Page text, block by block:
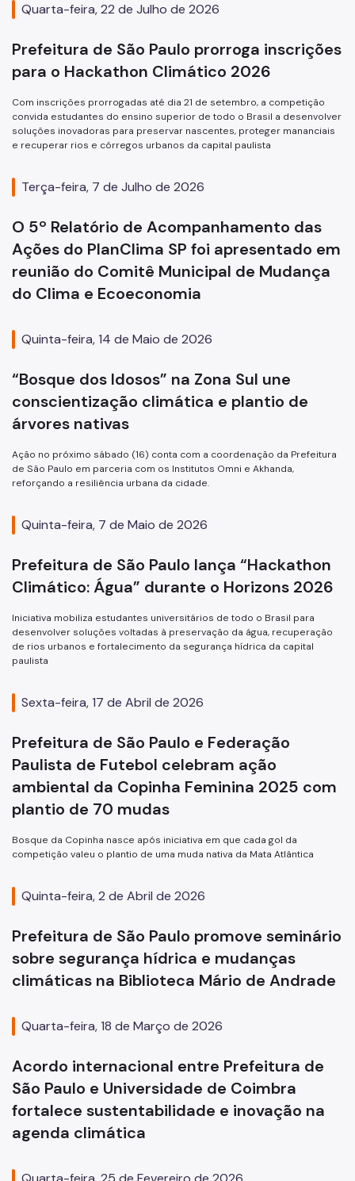
Quarta-feira, 22 de Julho de 2026
Prefeitura de São Paulo prorroga inscrições
para o Hackathon Climático 2026
Com inscrições prorrogadas até dia 21 de setembro, a competição
convida estudantes do ensino superior de todo o Brasil a desenvolver
soluções inovadoras para preservar nascentes, proteger mananciais
e recuperar rios e córregos urbanos da capital paulista
Terça-feira, 7 de Julho de 2026
O 5º Relatório de Acompanhamento das
Ações do PlanClima SP foi apresentado em
reunião do Comitê Municipal de Mudança
do Clima e Ecoeconomia
Quinta-feira, 14 de Maio de 2026
“Bosque dos Idosos” na Zona Sul une
conscientização climática e plantio de
árvores nativas
Ação no próximo sábado (16) conta com a coordenação da Prefeitura
de São Paulo em parceria com os Institutos Omni e Akhanda,
reforçando a resiliência urbana da cidade.
Quinta-feira, 7 de Maio de 2026
Prefeitura de São Paulo lança “Hackathon
Climático: Água” durante o Horizons 2026
Iniciativa mobiliza estudantes universitários de todo o Brasil para
desenvolver soluções voltadas à preservação da água, recuperação
de rios urbanos e fortalecimento da segurança hídrica da capital
paulista
Sexta-feira, 17 de Abril de 2026
Prefeitura de São Paulo e Federação
Paulista de Futebol celebram ação
ambiental da Copinha Feminina 2025 com
plantio de 70 mudas
Bosque da Copinha nasce após iniciativa em que cada gol da
competição valeu o plantio de uma muda nativa da Mata Atlântica
Quinta-feira, 2 de Abril de 2026
Prefeitura de São Paulo promove seminário
sobre segurança hídrica e mudanças
climáticas na Biblioteca Mário de Andrade
Quarta-feira, 18 de Março de 2026
Acordo internacional entre Prefeitura de
São Paulo e Universidade de Coimbra
fortalece sustentabilidade e inovação na
agenda climática